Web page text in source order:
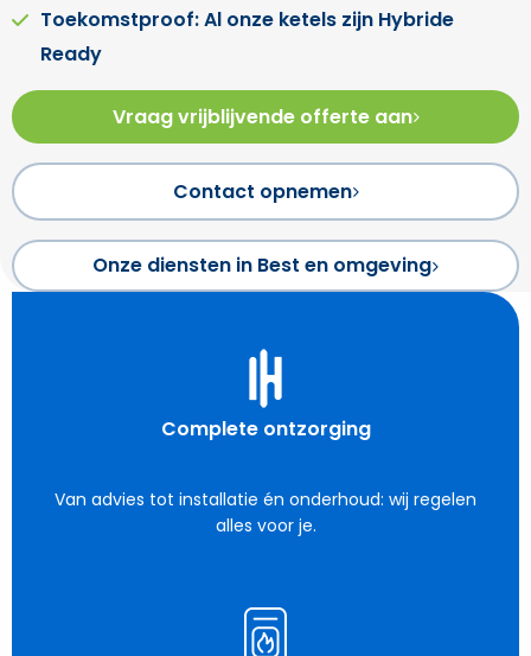
Toekomstproof: Al onze ketels zijn Hybride
Ready
Vraag vrijblijvende offerte aan
Contact opnemen
Onze diensten in Best en omgeving
Complete ontzorging
Van advies tot installatie én onderhoud: wij regelen
alles voor je.